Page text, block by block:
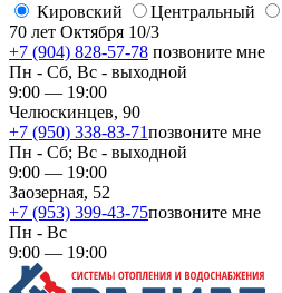
Кировский
​Центральный
70 лет Октября 10/3
+7 (904) 828-57-78 позвоните мне
Пн - Сб, Вс - выходной
9:00 — 19:00
Челюскинцев, 90
+7 (950) 338-83-71позвоните мне
Пн - Сб; Вс - выходной
9:00 — 19:00
Заозерная, 52
+7 (953) 399-43-75позвоните мне
Пн - Вс
9:00 — 19:00